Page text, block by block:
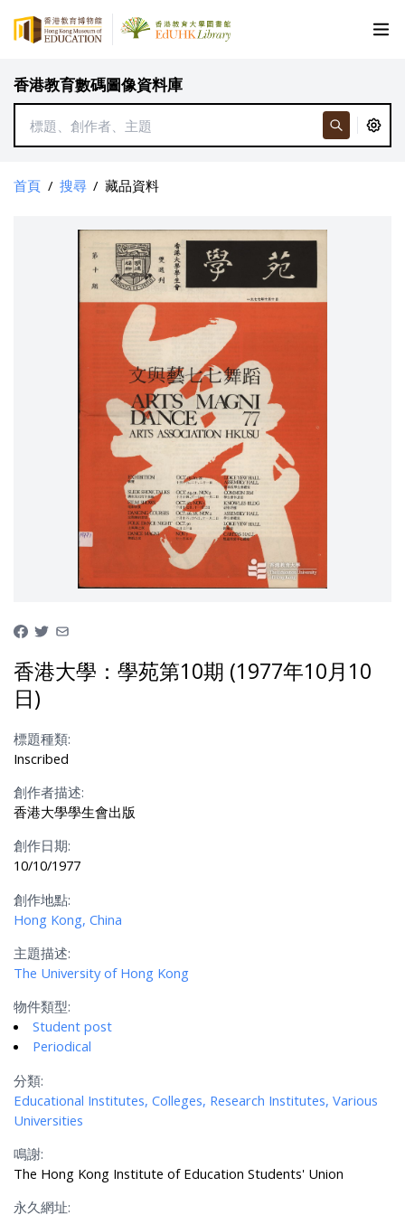
香港教育數碼圖像資料庫
首頁 / 搜尋 / 藏品資料
香港大學：學苑第10期 (1977年10月10
日)
標題種類:
Inscribed
創作者描述:
香港大學學生會出版
創作日期:
10/10/1977
創作地點:
Hong Kong, China
主題描述:
The University of Hong Kong
物件類型:
Student post
Periodical
分類:
Educational Institutes, Colleges, Research Institutes, Various
Universities
鳴謝:
The Hong Kong Institute of Education Students' Union
永久網址: